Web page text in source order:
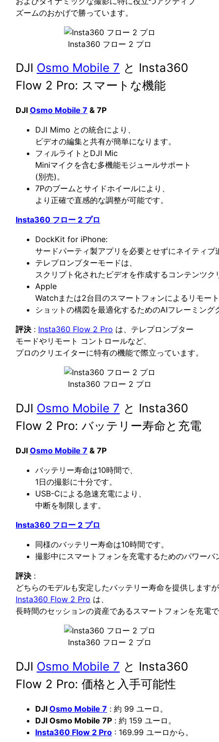
ズームのおかげで勝っています。
Insta360 フロー 2 プロ
DJI Osmo Mobile 7 と Insta360
Flow 2 Pro: スマートな機能
DJI Osmo Mobile 7 & 7P
DJI Mimo との統合により、
ビデオの編集と共有が簡単になります。
フィルライトとDJI Mic
Miniマイクを含む多機能モジュールサポート
(別売)。
7Pのブームとサイドホイールにより、
より正確で直感的な調整が可能です。
Insta360 フロー 2 プロ
DockKit for iPhone:
サードパーティ製アプリを必要とせずにネイティブ
テレプロンプターモードは、
スクリプト化されたビデオを作成するコンテンツ
Apple
Watchまたは2台目のスマートフォンによるリモー
ショットの構図を最適化するためのAIフレーミング
評決 : Insta360 Flow 2 Pro は、テレプロンプター
モードやリモート コントロールなど、
プロのクリエイターに特有の機能で際立っています。
Insta360 フロー 2 プロ
DJI Osmo Mobile 7 と Insta360
Flow 2 Pro: バッテリー寿命と充電
DJI Osmo Mobile 7 & 7P
バッテリー寿命は10時間で、
1日の撮影に十分です。
USB-Cによる急速充電により、
中断を制限します。
Insta360 フロー 2 プロ
同様のバッテリー寿命は10時間です。
撮影中にスマートフォンを充電するためのパワーバ
評決 :
どちらのモデルも安定したバッテリー寿命を提供します
Insta360 Flow 2 Pro は、
長時間のセッションの資産であるスマートフォンを充電
Insta360 フロー 2 プロ
DJI Osmo Mobile 7 と Insta360
Flow 2 Pro: 価格と入手可能性
DJI Osmo Mobile 7 : 約 99 ユーロ。
DJI Osmo Mobile 7P : 約 159 ユーロ。
Insta360 Flow 2 Pro : 169.99 ユーロから。